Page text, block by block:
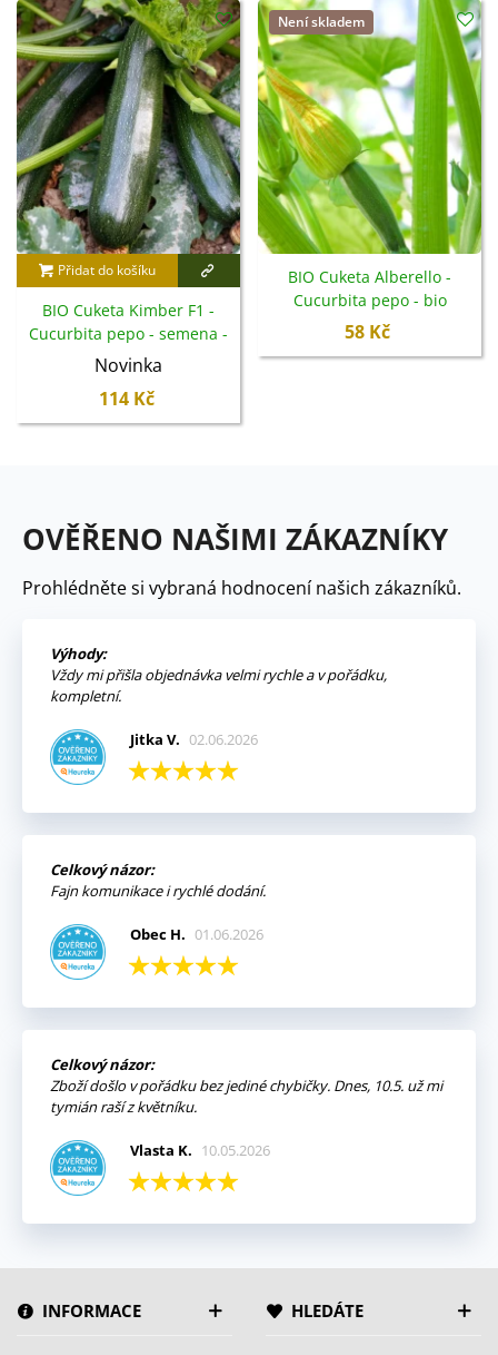
Přidat do košíku
BIO Cuketa Kimber F1 -
Cucurbita pepo - semena -
5 ks
Novinka
114 Kč
Není skladem
BIO Cuketa Alberello -
Cucurbita pepo - bio
semena - 5 ks
58 Kč
OVĚŘENO NAŠIMI ZÁKAZNÍKY
Prohlédněte si vybraná hodnocení našich zákazníků.
Výhody:
Vždy mi přišla objednávka velmi rychle a v pořádku,
kompletní.
Jitka V. 02.06.2026
Celkový názor:
Fajn komunikace i rychlé dodání.
Obec H. 01.06.2026
Celkový názor:
Zboží došlo v pořádku bez jediné chybičky. Dnes, 10.5. už mi
tymián raší z květníku.
Vlasta K. 10.05.2026
INFORMACE HLEDÁTE